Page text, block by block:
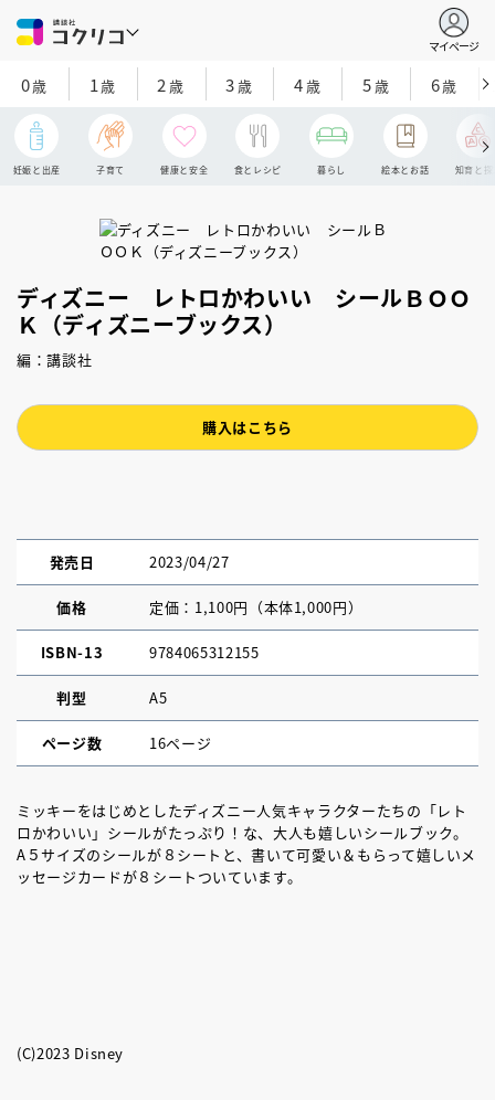
マイページ
0歳 1歳 2 歳 3歳 4歳 5歳 6歳
妊娠と出産 子育て 健康と安全 食とレシピ 暮らし 絵本とお話 知育と探
ディズニー レトロかわいい シールＢＯＯ
Ｋ（ディズニーブックス）
編：講談社
購入はこちら
発売日 2023/04/27
価格 定価：1,100円（本体1,000円）
ISBN-13 9784065312155
判型 A5
ページ数 16ページ
ミッキーをはじめとしたディズニー人気キャラクターたちの「レト
ロかわいい」シールがたっぷり！な、大人も嬉しいシールブック。
A５サイズのシールが８シートと、書いて可愛い＆もらって嬉しいメ
ッセージカードが８シートついています。
(C)2023 Disney